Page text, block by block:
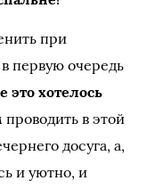
при
первую очередь
это хотелось
в этой
досуга, а,
и уютно, и